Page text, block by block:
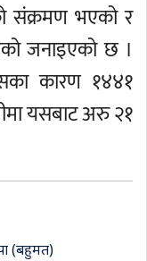
संक्रमण भएको र
जनाइएको छ ।
कारण १४४१
यसबाट अरु २१
(बहुमत)